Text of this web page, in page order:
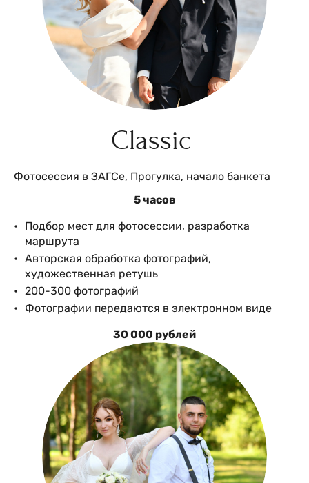
Classic
Фотосессия в ЗАГСе, Прогулка, начало банкета
5 часов
Подбор мест для фотосессии, разработка
маршрута
Авторская обработка фотографий,
художественная ретушь
200-300 фотографий
Фотографии передаются в электронном виде
30 000 рублей